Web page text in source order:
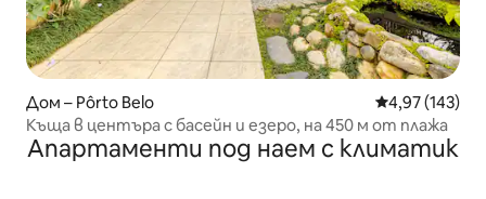
Дом – Pôrto Belo Средна
4,97 (143)
Къща в центъра с басейн и езеро, на 450 м от плажа
Апартаменти под наем с климатик